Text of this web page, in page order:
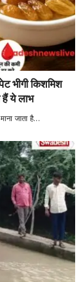
किशमिश
ये लाभ
जाता है…